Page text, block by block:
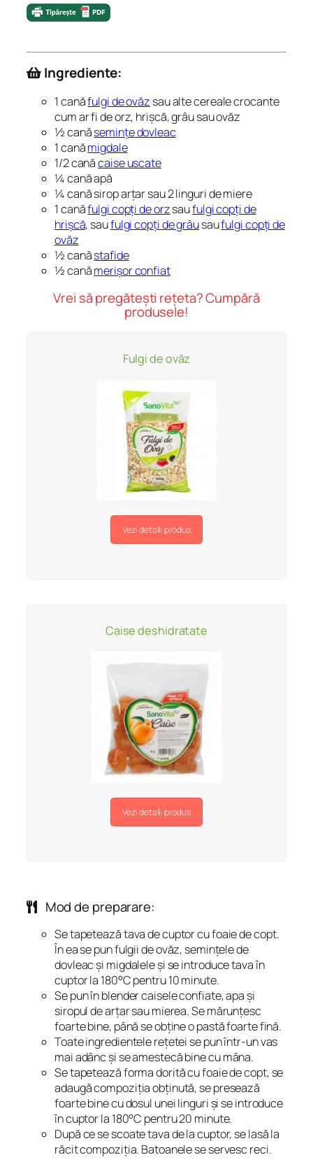
Ingrediente:
1 canăfulgi de ovăz sau alte cereale crocante
cum ar fi de orz, hrișcă, grâu sau ovăz
½ canăsemințe dovleac
1 canămigdale
1/2 canăcaise uscate
¼ cană apă
¼ cană sirop arțar sau 2 linguri de miere
1 canăfulgi copți de orzsaufulgi copți de
hrișcă, saufulgi copți de grâusaufulgi copți de
ovăz
½ canăstafide
½ canămerișor confiat
Vrei să pregătești rețeta? Cumpără
produsele!
Fulgi de ovăz
Vezi detalii produs
Caise deshidratate
Vezi detalii produs
Mod de preparare:
Se tapetează tava de cuptor cu foaie de copt.
În ea se pun fulgii de ovăz, semințele de
dovleac și migdalele și se introduce tava în
cuptor la 180°C pentru 10 minute.
Se pun în blender caisele confiate, apa și
siropul de arțar sau mierea. Se mărunțesc
foarte bine, până se obține o pastă foarte fină.
Toate ingredientele rețetei se pun într-un vas
mai adânc și se amestecă bine cu mâna.
Se tapetează forma dorită cu foaie de copt, se
adaugă compoziția obținută, se presează
foarte bine cu dosul unei linguri și se introduce
în cuptor la 180°C pentru 20 minute.
După ce se scoate tava de la cuptor, se lasă la
răcit compoziția. Batoanele se servesc reci.